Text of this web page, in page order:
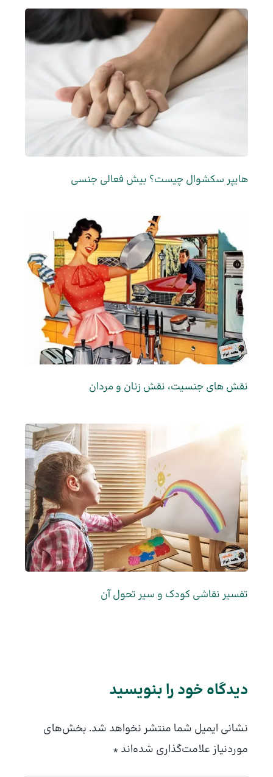
هایپر سکشوال چیست؟ بیش فعالی جنسی
نقش های جنسیت، نقش زنان و مردان
تفسیر نقاشی کودک و سیر تحول آن
دیدگاه‌ خود را بنویسید
نشانی ایمیل شما منتشر نخواهد شد. بخش‌های
موردنیاز علامت‌گذاری شده‌اند *